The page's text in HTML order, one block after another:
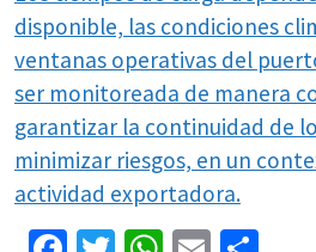
disponible, las condiciones
ventanas operativas del
ser monitoreada de manera
garantizar la continuidad de
minimizar riesgos, en un
actividad exportadora.